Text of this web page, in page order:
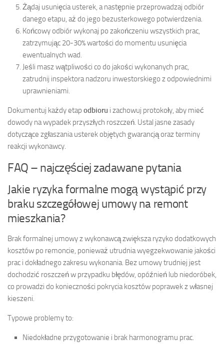
Żądaj usunięcia usterek, a następnie przeprowadzaj odbiór
danego etapu, aż do jego bezusterkowego potwierdzenia.
Końcowy odbiór wykonaj po zakończeniu wszystkich prac,
zatrzymując 20-30% wartości do momentu usunięcia
ewentualnych wad.
Jeśli masz wątpliwości co do jakości wykonanych prac,
zatrudnij inspektora nadzoru inwestorskiego z odpowiednimi
uprawnieniami.
Dokumentuj każdy etap odbioru i zachowuj protokoły, aby mieć
dowody na wypadek przyszłych roszczeń. Ustal jasne zasady
dotyczące zgłaszania usterek objętych gwarancją oraz terminy
reakcji wykonawcy.
FAQ – najczęściej zadawane pytania
Jakie ryzyka formalne mogą wystąpić przy
braku szczegółowej umowy na remont
mieszkania?
Brak formalnej umowy z wykonawcą zwiększa ryzyko dodatkowych
kosztów po remoncie, ponieważ utrudnia wyegzekwowanie jakości
prac i dokładnego zakresu wykonania. Bez umowy trudniej jest
dochodzić roszczeń w przypadku błędów, opóźnień lub niedoróbek,
co prowadzi do konieczności pokrycia kosztów poprawek z własnej
kieszeni.
Typowe problemy to:
Niedokładne przygotowanie i brak harmonogramu prac.